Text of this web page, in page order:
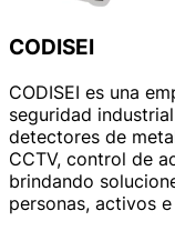
CODISEI
CODISEI es una
seguridad
detectores de
CCTV, control de
brindando
personas, activos